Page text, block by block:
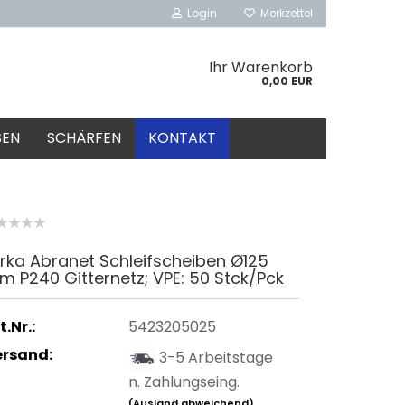
Login Merkzettel
Ihr Warenkorb
0,00 EUR
SCHÄRFEN KONTAKT
Abranet Schleifscheiben Ø125
P240 Gitternetz; VPE: 50 Stck/Pck
5423205025
3-5 Arbeitstage
n. Zahlungseing.